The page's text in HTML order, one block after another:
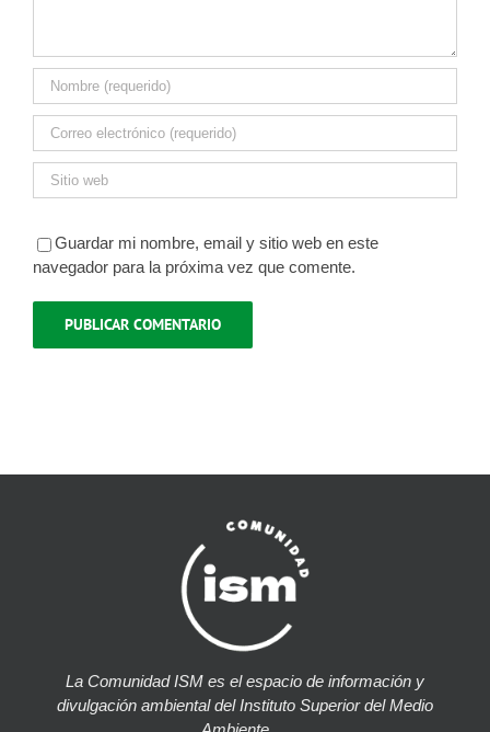
Guardar mi nombre, email y sitio web en este
navegador para la próxima vez que comente.
La Comunidad ISM es el espacio de información y
divulgación ambiental del Instituto Superior del Medio